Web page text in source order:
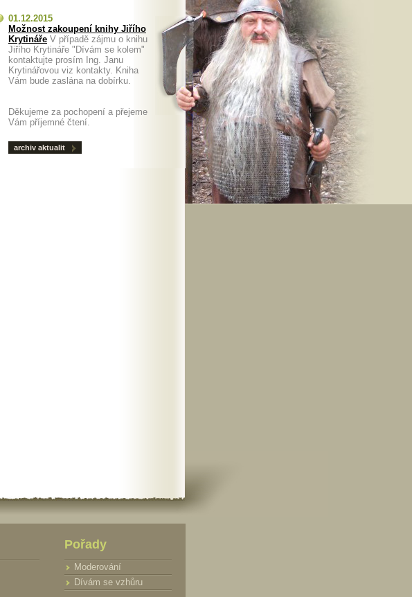
01.12.2015
Možnost zakoupení knihy Jiřího
Krytináře V případě zájmu o knihu
Jiřího Krytináře "Dívám se kolem"
kontaktujte prosím Ing. Janu
Krytinářovou viz kontakty. Kniha
Vám bude zaslána na dobírku.
Děkujeme za pochopení a přejeme
Vám příjemné čtení.
archiv aktualit
Pořady
Moderování
Dívám se vzhůru